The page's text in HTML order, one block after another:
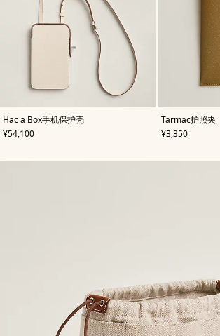
Hac a Box手机保护壳
,颜
色:
白
,
价格
¥54,100
Tarmac护照夹
,颜
色:
米
然
,
价格
¥3,350